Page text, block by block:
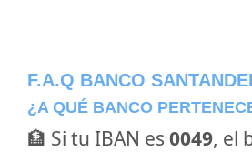
F.A.Q BANCO
¿A QUÉ BANCO
🏦 Si tu IBAN es 0049, el